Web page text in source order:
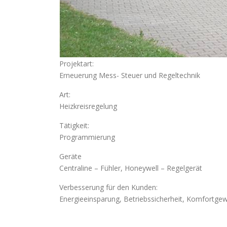
Projektart:
Erneuerung Mess- Steuer und Regeltechnik
Art:
Heizkreisregelung
Tätigkeit:
Programmierung
Geräte
Centraline – Fühler, Honeywell – Regelgerät
Verbesserung für den Kunden:
Energieeinsparung, Betriebssicherheit,